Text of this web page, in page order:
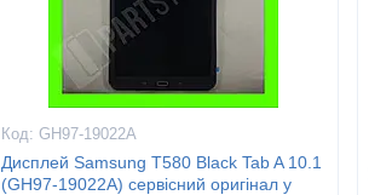
GH97-19022A
Дисплей Samsung T580 Black Tab A 10.1
(GH97-19022A) сервісний оригінал у